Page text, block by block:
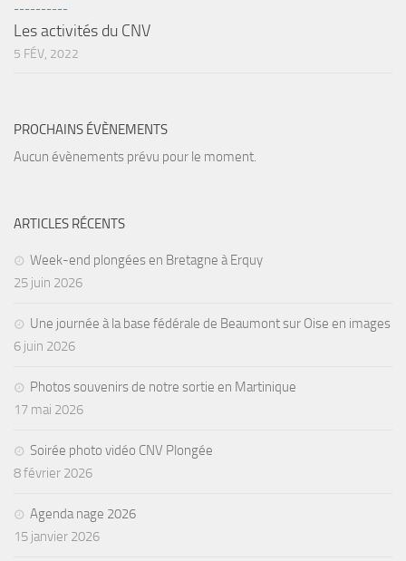
----------
Les activités du CNV
5 FÉV, 2022
PROCHAINS ÉVÈNEMENTS
Aucun évènements prévu pour le moment.
ARTICLES RÉCENTS
Week-end plongées en Bretagne à Erquy
25 juin 2026
Une journée à la base fédérale de Beaumont sur Oise en images
6 juin 2026
Photos souvenirs de notre sortie en Martinique
17 mai 2026
Soirée photo vidéo CNV Plongée
8 février 2026
Agenda nage 2026
15 janvier 2026